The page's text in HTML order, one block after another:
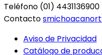
Teléfono (01) 4431136900
Contacto
Aviso de Privacidad
Catálogo de